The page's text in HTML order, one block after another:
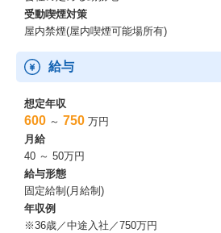
受動喫煙対策
屋内禁煙(屋内喫煙可能場所有)
給与
想定年収
600 ～ 750 万円
月給
40 ～ 50万円
給与形態
固定給制(月給制)
年収例
※36歳／中途入社／750万円